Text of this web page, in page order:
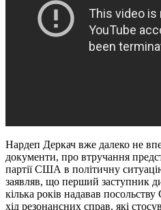
Нардеп Деркач вже далеко не
документи, про втручання
партії США в політичну
заявляв, що перший заступник
кілька років надавав
хід резонансних справ, які